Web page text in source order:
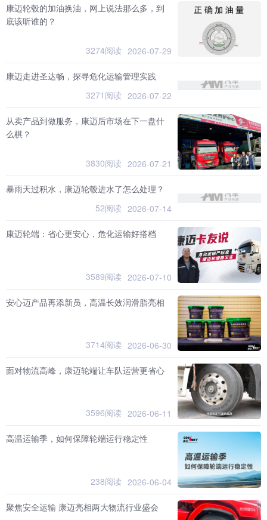
康迈轮毂的加油换油，网上说法那么多，到
底该听谁的？
3274阅读 2026-07-29
康迈走进圣达畅，探寻危化运输管理实践
3271阅读 2026-07-22
从卖产品到做服务，康迈后市场在下一盘什
么棋？
3830阅读 2026-07-21
暴雨天过积水，康迈轮毂进水了怎么处理？
52阅读 2026-07-14
康迈轮端：省心更安心，危化运输好搭档
3589阅读 2026-07-10
安心迈产品再添新员，高温长效润滑脂亮相
3714阅读 2026-06-30
面对物流高峰，康迈轮端让车队运营更省心
3596阅读 2026-06-11
高温运输季，如何保障轮端运行稳定性
238阅读 2026-06-04
聚焦安全运输 康迈亮相两大物流行业盛会